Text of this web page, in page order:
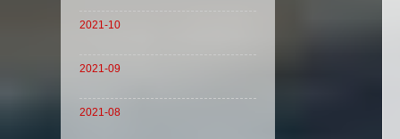
2021-10
2021-09
2021-08